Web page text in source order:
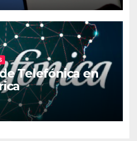
Telefónica en